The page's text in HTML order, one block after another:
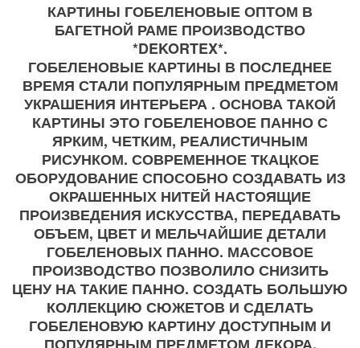
КАРТИНЫ ГОБЕЛЕНОВЫЕ ОПТОМ В
БАГЕТНОЙ РАМЕ ПРОИЗВОДСТВО
*DEKORTEX*.
ГОБЕЛЕНОВЫЕ КАРТИНЫ В ПОСЛЕДНЕЕ
ВРЕМЯ СТАЛИ ПОПУЛЯРНЫМ ПРЕДМЕТОМ
УКРАШЕНИЯ ИНТЕРЬЕРА . ОСНОВА ТАКОЙ
КАРТИНЫ ЭТО ГОБЕЛЕНОВОЕ ПАННО С
ЯРКИМ, ЧЕТКИМ, РЕАЛИСТИЧНЫМ
РИСУНКОМ. СОВРЕМЕННОЕ ТКАЦКОЕ
ОБОРУДОВАНИЕ СПОСОБНО СОЗДАВАТЬ ИЗ
ОКРАШЕННЫХ НИТЕЙ НАСТОЯЩИЕ
ПРОИЗВЕДЕНИЯ ИСКУССТВА, ПЕРЕДАВАТЬ
ОБЪЕМ, ЦВЕТ И МЕЛЬЧАЙШИЕ ДЕТАЛИ
ГОБЕЛЕНОВЫХ ПАННО. МАССОВОЕ
ПРОИЗВОДСТВО ПОЗВОЛИЛО СНИЗИТЬ
ЦЕНУ НА ТАКИЕ ПАННО. СОЗДАТЬ БОЛЬШУЮ
КОЛЛЕКЦИЮ СЮЖЕТОВ И СДЕЛАТЬ
ГОБЕЛЕНОВУЮ КАРТИНУ ДОСТУПНЫМ И